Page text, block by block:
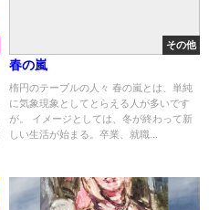
その他
春の嵐
楕円のテーブルの人々 春の嵐とは、単純
に気象現象としてとらえる人が多いです
が。 イメージとしては、冬が終わって新
しい生活が始まる。卒業、就職...